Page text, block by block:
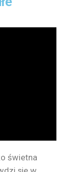
świetna